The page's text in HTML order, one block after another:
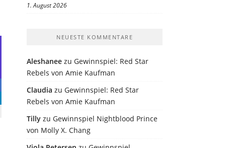
1. August 2026
NEUESTE KOMMENTARE
Aleshanee zu Gewinnspiel: Red Star
Rebels von Amie Kaufman
Claudia zu Gewinnspiel: Red Star
Rebels von Amie Kaufman
Tilly zu Gewinnspiel Nightblood Prince
von Molly X. Chang